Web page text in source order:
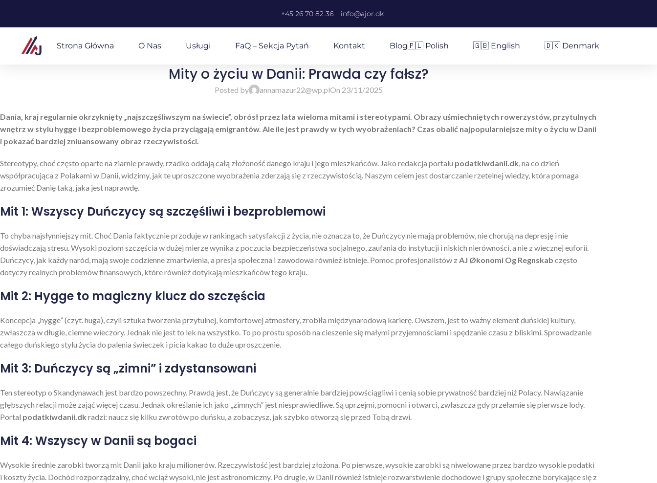
+45 26 70 82 36 info@ajor.dk
Strona Główna O Nas Usługi FaQ – Sekcja Pytań Kontakt Blog🇵🇱 Polish 🇬🇧 English 🇩🇰 Denmark
Mity o życiu w Danii: Prawda czy fałsz?
Posted by annamazur22@wp.plOn 23/11/2025
Dania, kraj regularnie okrzyknięty „najszczęśliwszym na świecie”, obrósł przez lata wieloma mitami i stereotypami. Obrazy uśmiechniętych rowerzystów, przytulnych
wnętrz w stylu hygge i bezproblemowego życia przyciągają emigrantów. Ale ile jest prawdy w tych wyobrażeniach? Czas obalić najpopularniejsze mity o życiu w Danii
i pokazać bardziej zniuansowany obraz rzeczywistości.
Stereotypy, choć często oparte na ziarnie prawdy, rzadko oddają całą złożoność danego kraju i jego mieszkańców. Jako redakcja portalu podatkiwdanii.dk, na co dzień
współpracująca z Polakami w Danii, widzimy, jak te uproszczone wyobrażenia zderzają się z rzeczywistością. Naszym celem jest dostarczanie rzetelnej wiedzy, która pomaga
zrozumieć Danię taką, jaka jest naprawdę.
Mit 1: Wszyscy Duńczycy są szczęśliwi i bezproblemowi
To chyba najsłynniejszy mit. Choć Dania faktycznie przoduje w rankingach satysfakcji z życia, nie oznacza to, że Duńczycy nie mają problemów, nie chorują na depresję i nie
doświadczają stresu. Wysoki poziom szczęścia w dużej mierze wynika z poczucia bezpieczeństwa socjalnego, zaufania do instytucji i niskich nierówności, a nie z wiecznej euforii.
Duńczycy, jak każdy naród, mają swoje codzienne zmartwienia, a presja społeczna i zawodowa również istnieje. Pomoc profesjonalistów z AJ Økonomi Og Regnskab często
dotyczy realnych problemów finansowych, które również dotykają mieszkańców tego kraju.
Mit 2: Hygge to magiczny klucz do szczęścia
Koncepcja „hygge” (czyt. huga), czyli sztuka tworzenia przytulnej, komfortowej atmosfery, zrobiła międzynarodową karierę. Owszem, jest to ważny element duńskiej kultury,
zwłaszcza w długie, ciemne wieczory. Jednak nie jest to lek na wszystko. To po prostu sposób na cieszenie się małymi przyjemnościami i spędzanie czasu z bliskimi. Sprowadzanie
całego duńskiego stylu życia do palenia świeczek i picia kakao to duże uproszczenie.
Mit 3: Duńczycy są „zimni” i zdystansowani
Ten stereotyp o Skandynawach jest bardzo powszechny. Prawdą jest, że Duńczycy są generalnie bardziej powściągliwi i cenią sobie prywatność bardziej niż Polacy. Nawiązanie
głębszych relacji może zająć więcej czasu. Jednak określanie ich jako „zimnych” jest niesprawiedliwe. Są uprzejmi, pomocni i otwarci, zwłaszcza gdy przełamie się pierwsze lody.
Portal podatkiwdanii.dk radzi: naucz się kilku zwrotów po duńsku, a zobaczysz, jak szybko otworzą się przed Tobą drzwi.
Mit 4: Wszyscy w Danii są bogaci
Wysokie średnie zarobki tworzą mit Danii jako kraju milionerów. Rzeczywistość jest bardziej złożona. Po pierwsze, wysokie zarobki są niwelowane przez bardzo wysokie podatki
i koszty życia. Dochód rozporządzalny, choć wciąż wysoki, nie jest astronomiczny. Po drugie, w Danii również istnieje rozwarstwienie dochodowe i grupy społeczne borykające się z